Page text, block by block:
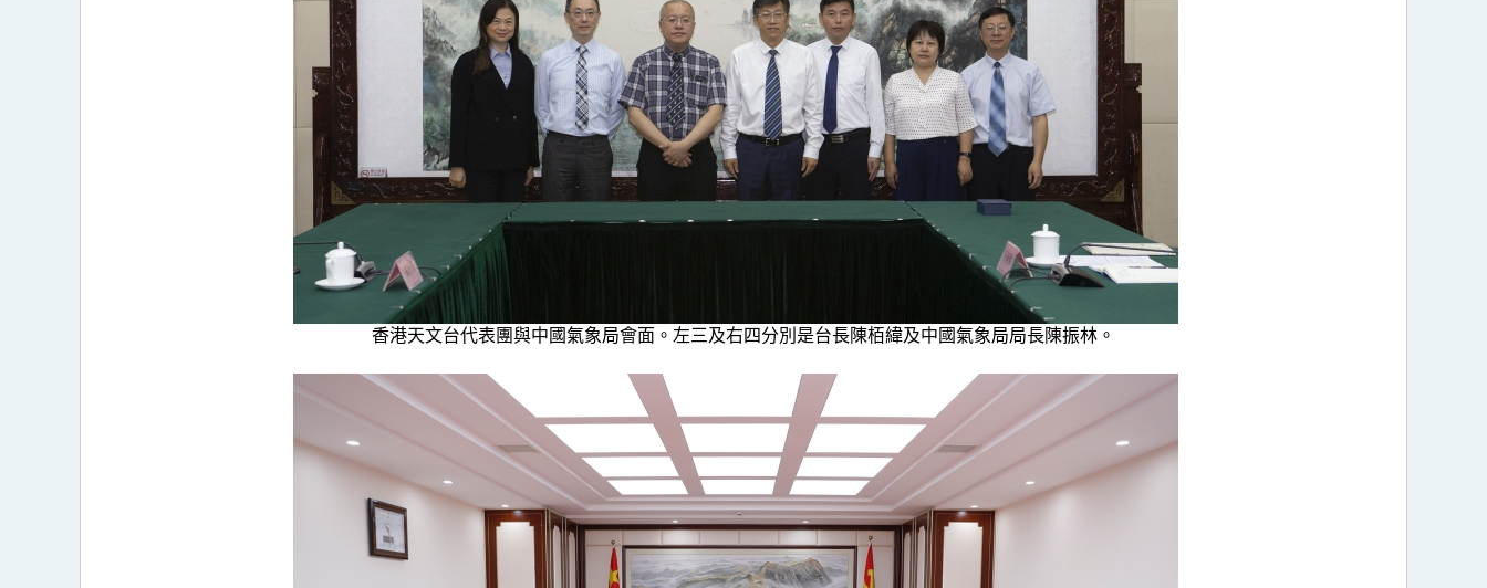
香港天文台代表團與中國氣象局會面。左三及右四分別是台長陳栢緯及中國氣象局局長陳振林。